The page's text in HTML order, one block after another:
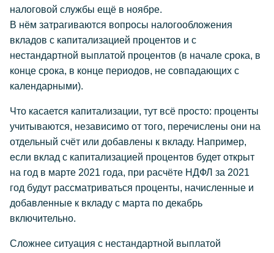
налоговой службы ещё в ноябре.
В нём затрагиваются вопросы налогообложения
вкладов с капитализацией процентов и с
нестандартной выплатой процентов (в начале срока, в
конце срока, в конце периодов, не совпадающих с
календарными).
Что касается капитализации, тут всё просто: проценты
учитываются, независимо от того, перечислены они на
отдельный счёт или добавлены к вкладу. Например,
если вклад с капитализацией процентов будет открыт
на год в марте 2021 года, при расчёте НДФЛ за 2021
год будут рассматриваться проценты, начисленные и
добавленные к вкладу с марта по декабрь
включительно.
Сложнее ситуация с нестандартной выплатой